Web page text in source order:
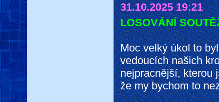
31.10.2025 19:21
LOSOVÁNÍ
Moc velký úkol to
vedoucích našich
nejpracnější, kterou
že my bychom to